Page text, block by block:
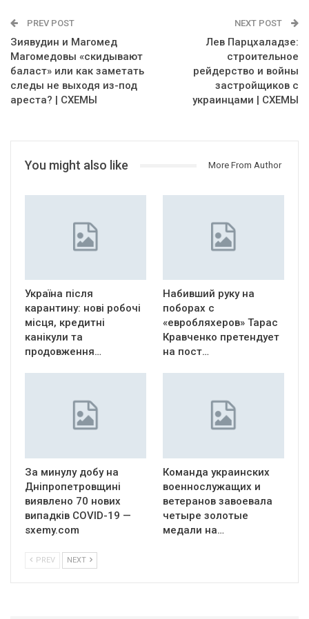
PREV POST
Зиявудин и Магомед
Магомедовы «скидывают
баласт» или как заметать
следы не выходя из-под
ареста? | СХЕМЫ
NEXT POST
Лев Парцхаладзе:
строительное
рейдерство и войны
застройщиков с
украинцами | СХЕМЫ
You might also like More From Author
Україна після
карантину: нові робочі
місця, кредитні
канікули та
продовження…
Набивший руку на
поборах с
«евробляхеров» Тарас
Кравченко претендует
на пост…
За минулу добу на
Дніпропетровщині
виявлено 70 нових
випадків COVID-19 —
sxemy.com
Команда украинских
военнослужащих и
ветеранов завоевала
четыре золотые
медали на…
PREV NEXT